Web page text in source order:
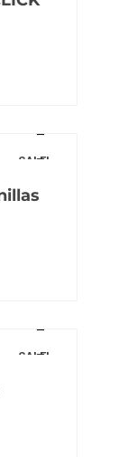
SALE!
SALE!